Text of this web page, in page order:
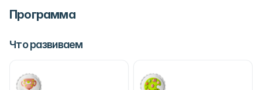
Программа
Что развиваем